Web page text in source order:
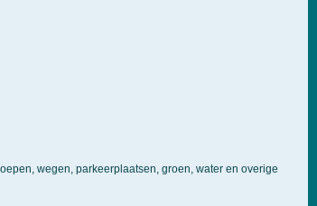
wegen, parkeerplaatsen, groen, water en overige